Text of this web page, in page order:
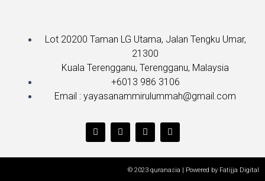
Lot 20200 Taman LG Utama, Jalan Tengku Umar,
21300
Kuala Terengganu, Terengganu, Malaysia
+6013 986 3106
Email : yayasanammirulummah@gmail.com
T
w
i
F
a
c
Y
o
u
b
I
n
s
g
© 2023 quranasia | Powered by Fatijja Digital